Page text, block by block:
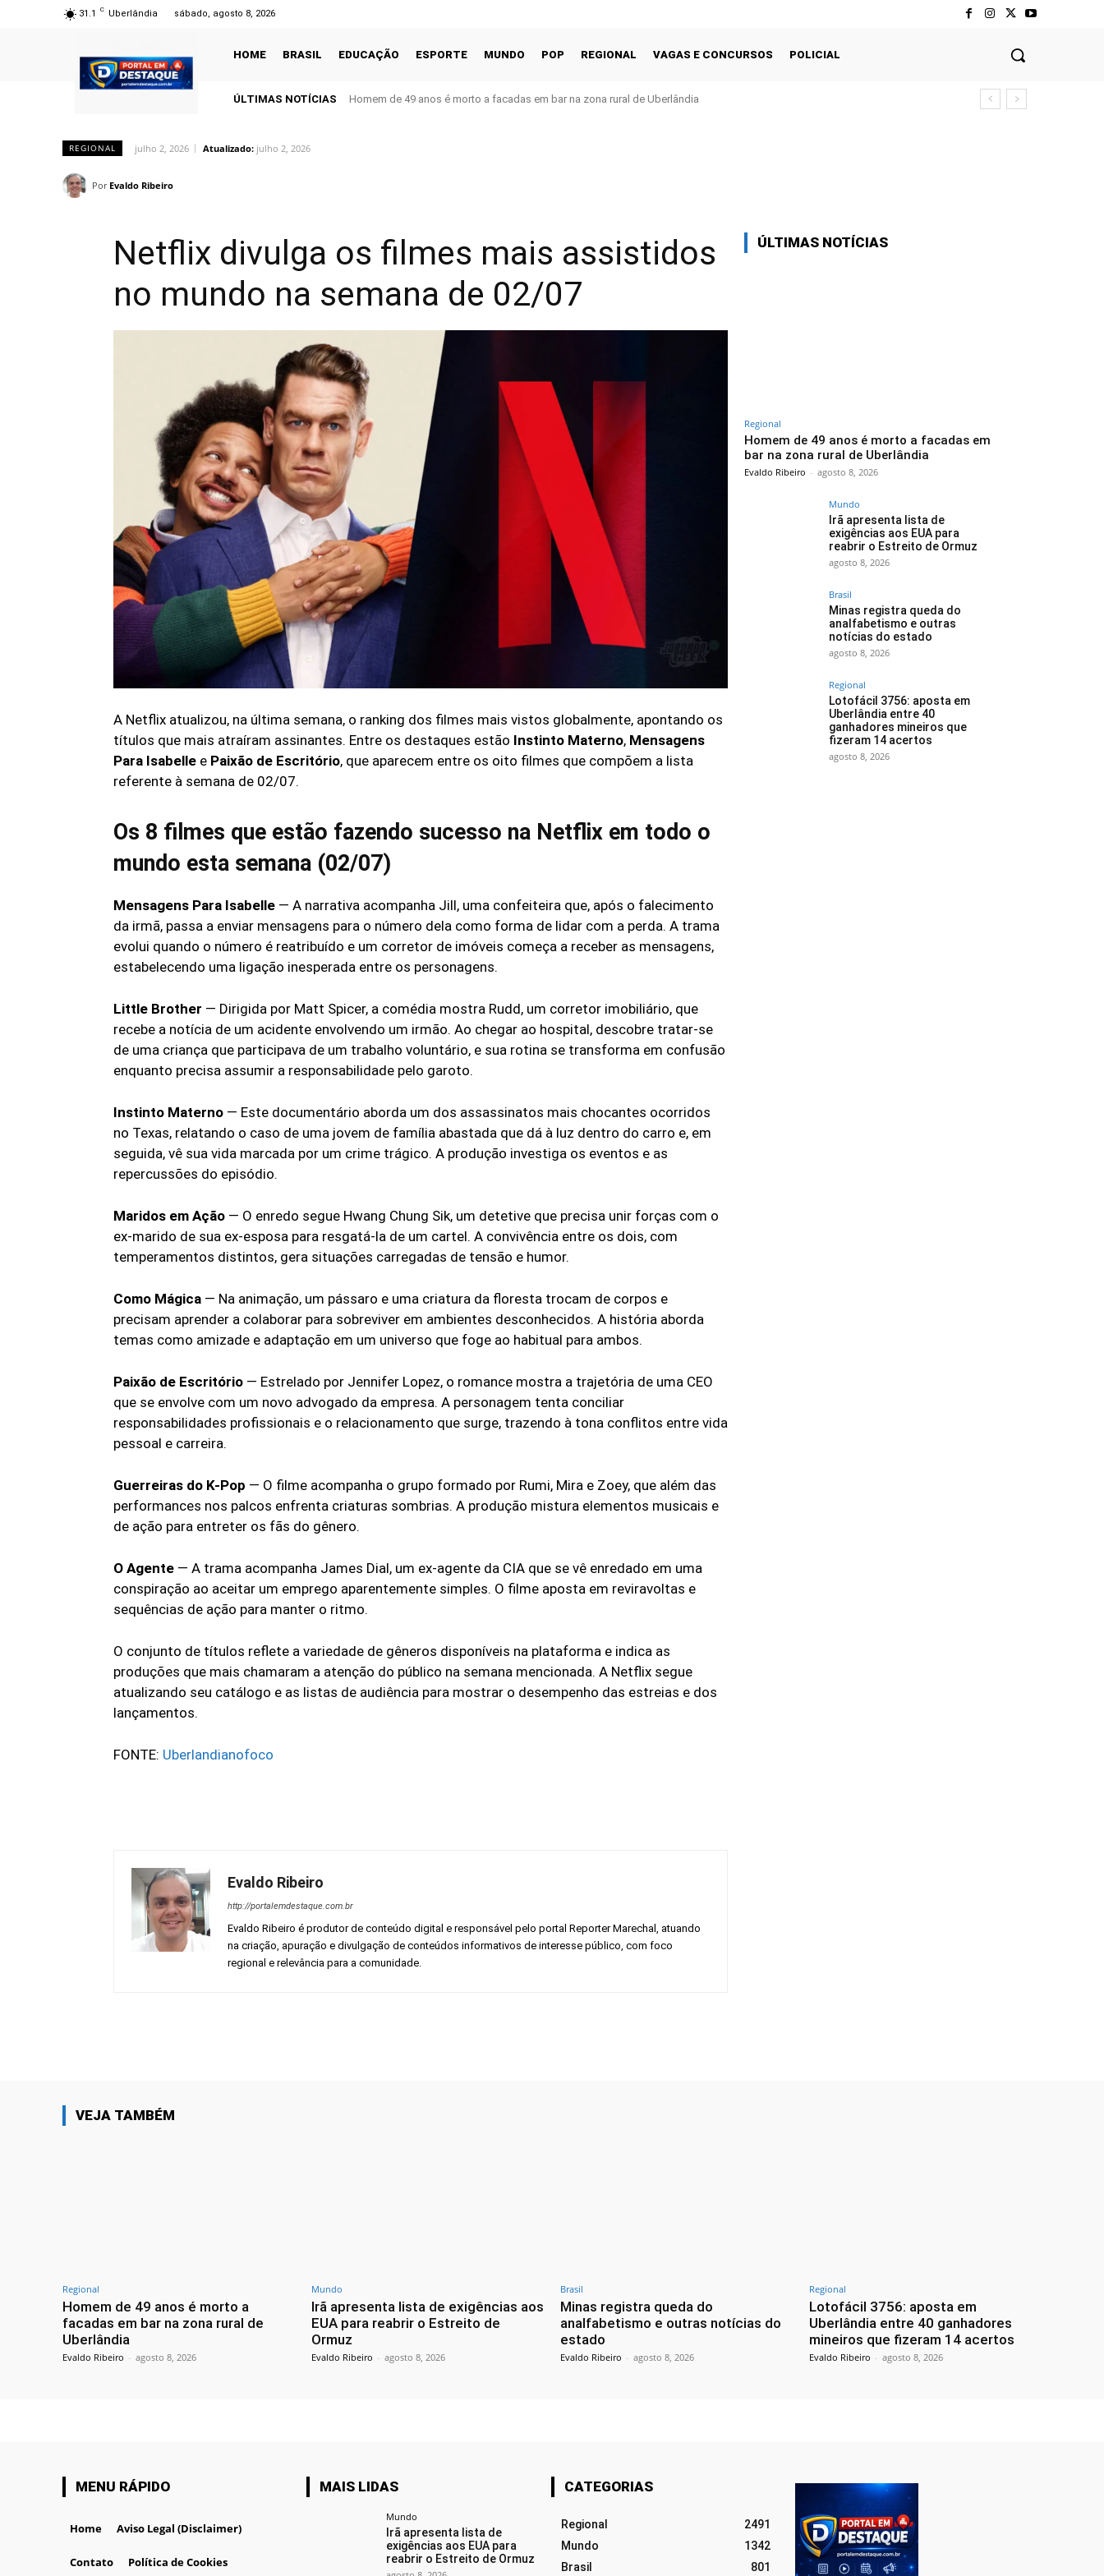
31.1 C Uberlândia sábado, agosto 8, 2026
HOME BRASIL EDUCAÇÃO ESPORTE MUNDO POP REGIONAL VAGAS E CONCURSOS POLICIAL
ÚLTIMAS NOTÍCIAS Homem de 49 anos é morto a facadas em bar na zona rural de Uberlândia
REGIONAL julho 2, 2026 Atualizado: julho 2, 2026
Por Evaldo Ribeiro
Netflix divulga os filmes mais assistidos
no mundo na semana de 02/07
A Netflix atualizou, na última semana, o ranking dos filmes mais vistos globalmente, apontando os
títulos que mais atraíram assinantes. Entre os destaques estão Instinto Materno, Mensagens
Para Isabelle e Paixão de Escritório, que aparecem entre os oito filmes que compõem a lista
referente à semana de 02/07.
Os 8 filmes que estão fazendo sucesso na Netflix em todo o
mundo esta semana (02/07)
Mensagens Para Isabelle — A narrativa acompanha Jill, uma confeiteira que, após o falecimento
da irmã, passa a enviar mensagens para o número dela como forma de lidar com a perda. A trama
evolui quando o número é reatribuído e um corretor de imóveis começa a receber as mensagens,
estabelecendo uma ligação inesperada entre os personagens.
Little Brother — Dirigida por Matt Spicer, a comédia mostra Rudd, um corretor imobiliário, que
recebe a notícia de um acidente envolvendo um irmão. Ao chegar ao hospital, descobre tratar-se
de uma criança que participava de um trabalho voluntário, e sua rotina se transforma em confusão
enquanto precisa assumir a responsabilidade pelo garoto.
Instinto Materno — Este documentário aborda um dos assassinatos mais chocantes ocorridos
no Texas, relatando o caso de uma jovem de família abastada que dá à luz dentro do carro e, em
seguida, vê sua vida marcada por um crime trágico. A produção investiga os eventos e as
repercussões do episódio.
Maridos em Ação — O enredo segue Hwang Chung Sik, um detetive que precisa unir forças com o
ex-marido de sua ex-esposa para resgatá-la de um cartel. A convivência entre os dois, com
temperamentos distintos, gera situações carregadas de tensão e humor.
Como Mágica — Na animação, um pássaro e uma criatura da floresta trocam de corpos e
precisam aprender a colaborar para sobreviver em ambientes desconhecidos. A história aborda
temas como amizade e adaptação em um universo que foge ao habitual para ambos.
Paixão de Escritório — Estrelado por Jennifer Lopez, o romance mostra a trajetória de uma CEO
que se envolve com um novo advogado da empresa. A personagem tenta conciliar
responsabilidades profissionais e o relacionamento que surge, trazendo à tona conflitos entre vida
pessoal e carreira.
Guerreiras do K-Pop — O filme acompanha o grupo formado por Rumi, Mira e Zoey, que além das
performances nos palcos enfrenta criaturas sombrias. A produção mistura elementos musicais e
de ação para entreter os fãs do gênero.
O Agente — A trama acompanha James Dial, um ex-agente da CIA que se vê enredado em uma
conspiração ao aceitar um emprego aparentemente simples. O filme aposta em reviravoltas e
sequências de ação para manter o ritmo.
O conjunto de títulos reflete a variedade de gêneros disponíveis na plataforma e indica as
produções que mais chamaram a atenção do público na semana mencionada. A Netflix segue
atualizando seu catálogo e as listas de audiência para mostrar o desempenho das estreias e dos
lançamentos.
FONTE: Uberlandianofoco
Evaldo Ribeiro
http://portalemdestaque.com.br
Evaldo Ribeiro é produtor de conteúdo digital e responsável pelo portal Reporter Marechal, atuando
na criação, apuração e divulgação de conteúdos informativos de interesse público, com foco
regional e relevância para a comunidade.
ÚLTIMAS NOTÍCIAS
Regional
Homem de 49 anos é morto a facadas em
bar na zona rural de Uberlândia
Evaldo Ribeiro - agosto 8, 2026
Mundo
Irã apresenta lista de
exigências aos EUA para
reabrir o Estreito de Ormuz
agosto 8, 2026
Brasil
Minas registra queda do
analfabetismo e outras
notícias do estado
agosto 8, 2026
Regional
Lotofácil 3756: aposta em
Uberlândia entre 40
ganhadores mineiros que
fizeram 14 acertos
agosto 8, 2026
VEJA TAMBÉM
Regional
Homem de 49 anos é morto a
facadas em bar na zona rural de
Uberlândia
Evaldo Ribeiro - agosto 8, 2026
Mundo
Irã apresenta lista de exigências aos
EUA para reabrir o Estreito de
Ormuz
Evaldo Ribeiro - agosto 8, 2026
Brasil
Minas registra queda do
analfabetismo e outras notícias do
estado
Evaldo Ribeiro - agosto 8, 2026
Regional
Lotofácil 3756: aposta em
Uberlândia entre 40 ganhadores
mineiros que fizeram 14 acertos
Evaldo Ribeiro - agosto 8, 2026
MENU RÁPIDO
Home Aviso Legal (Disclaimer)
Contato Política de Cookies
MAIS LIDAS
Mundo
Irã apresenta lista de
exigências aos EUA para
reabrir o Estreito de Ormuz
CATEGORIAS
Regional
2491
Mundo
1342
Brasil
801